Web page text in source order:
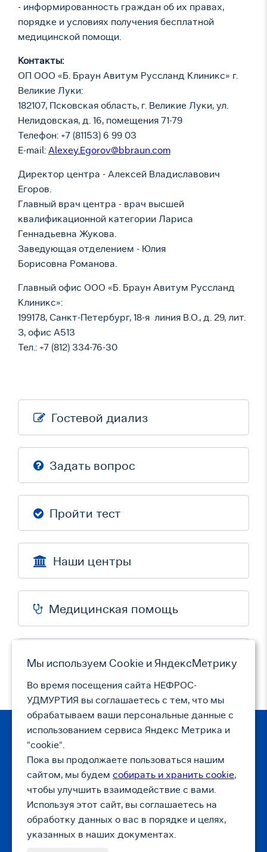
- информированность граждан об их правах,
порядке и условиях получения бесплатной
медицинской помощи.
Контакты:
ОП ООО «Б. Браун Авитум Руссланд Клиникс» г.
Великие Луки:
182107, Псковская область, г. Великие Луки, ул.
Нелидовская, д. 16, помещения 71-79
Телефон: +7 (81153) 6 99 03
E-mail: Alexey.Egorov@bbraun.com
Директор центра - Алексей Владиславович
Егоров.
Главный врач центра - врач высшей
квалификационной категории Лариса
Геннадьевна Жукова.
Заведующая отделением - Юлия
Борисовна Романова.
Главный офис ООО «Б. Браун Авитум Руссланд
Клиникс»:
199178, Санкт-Петербург, 18-я линия В.О., д. 29, лит.
З, офис А513
Тел.: +7 (812) 334-76-30
Гостевой диализ
Задать вопрос
Пройти тест
Наши центры
Медицинская помощь
Режим работы
© НЕФРОС
г. Тамбов, ул. Коммунальная,
д. 18, помещение 30 (5 этаж)
8 (4752) 49-38-46
Политика обработки персональных данных
Мы используем Сookie и ЯндексМетрику
Во время посещения сайта НЕФРОС-
УДМУРТИЯ вы соглашаетесь с тем, что мы
обрабатываем ваши персональные данные с
использованием сервиса Яндекс Метрика и
"cookie".
Пока вы продолжаете пользоваться нашим
сайтом, мы будем собирать и хранить cookie,
чтобы улучшить взаимодействие с вами.
Используя этот сайт, вы соглашаетесь на
обработку данных о вас в порядке и целях,
указанных в наших документах.